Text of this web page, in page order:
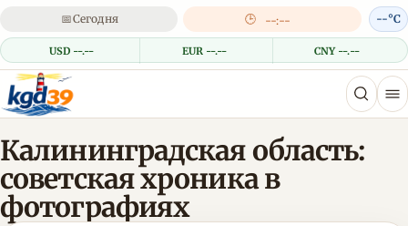
📅Сегодня 🕒 --:--
USD --.-- EUR --.-- CNY --.--
--°C
Калининградская область:
советская хроника в
фотографиях